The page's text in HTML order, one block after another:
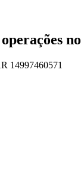
no
14997460571